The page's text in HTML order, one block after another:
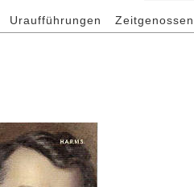
Uraufführungen Zeitgenossen